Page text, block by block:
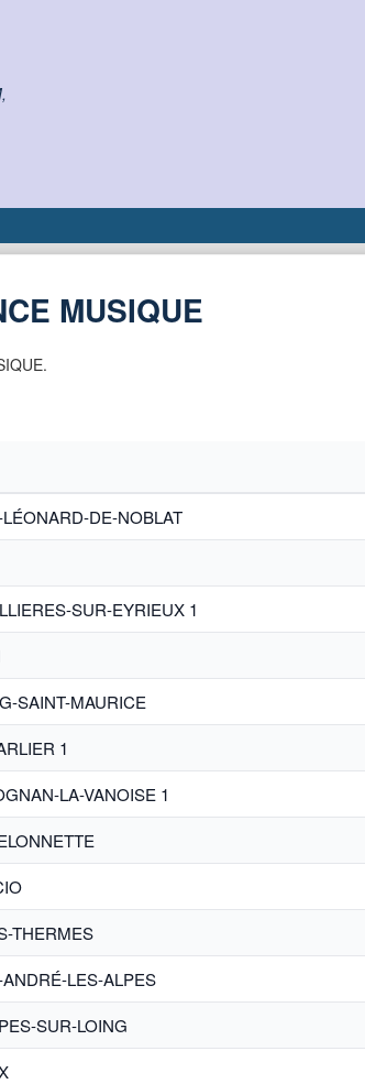
MUSIQUE
DE-NOBLAT
SUR-EYRIEUX 1
SAINT-MAURICE
1
LA-VANOISE 1
THERMES
LES-ALPES
SUR-LOING